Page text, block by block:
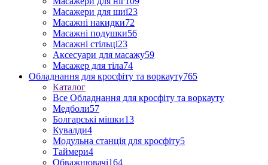
Масажери для шиї23
Масажні накидки72
Масажні подушки56
Масажні стільці23
Аксесуари для масажу59
Масажер для тіла74
Обладнання для кросфіту та воркауту765
Каталог
Все Обладнання для кросфіту та воркауту
Медболи57
Болгарські мішки13
Кувалди4
Модульна станція для кросфіту5
Таймери4
Обважнювачі164